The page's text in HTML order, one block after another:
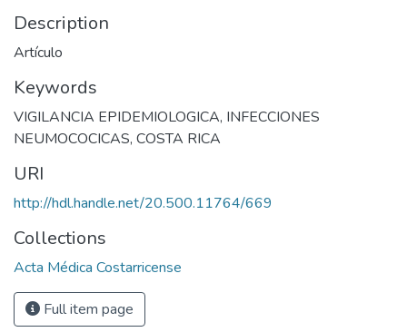
Description
Artículo
Keywords
VIGILANCIA EPIDEMIOLOGICA, INFECCIONES
NEUMOCOCICAS, COSTA RICA
URI
http://hdl.handle.net/20.500.11764/669
Collections
Acta Médica Costarricense
Full item page